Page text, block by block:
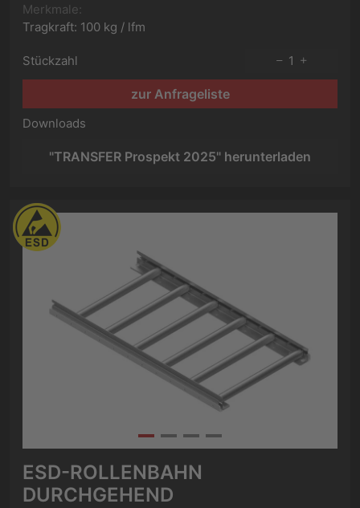
Merkmale:
Tragkraft: 100 kg / lfm
Stückzahl 1
zur Anfrageliste
Downloads
"TRANSFER Prospekt 2025" herunterladen
ESD-ROLLENBAHN
DURCHGEHEND